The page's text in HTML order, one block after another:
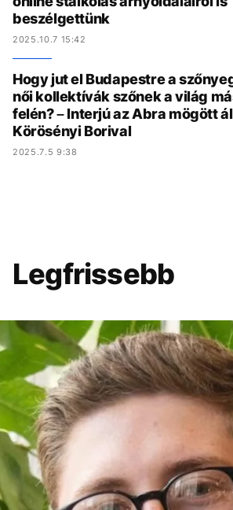
beszélgettünk
2025.10.7 15:42
Hogy jut el Budapestre a
női kollektívák szőnek a világ
felén? – Interjú az Abra mögött
Körösényi Borival
2025.7.5 9:38
Legfrissebb